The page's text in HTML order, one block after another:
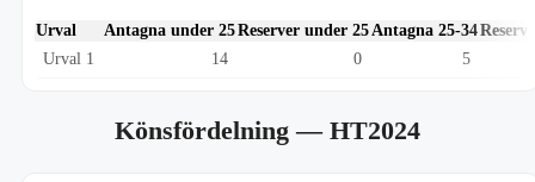
Urval Antagna under 25Reserver under 25 Antagna 25-34
Urval 1
14 0 5
Könsfördelning— HT2024